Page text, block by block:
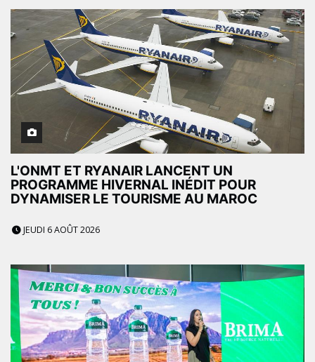
L'ONMT ET RYANAIR LANCENT UN
PROGRAMME HIVERNAL INÉDIT POUR
DYNAMISER LE TOURISME AU MAROC
JEUDI 6 AOÛT 2026